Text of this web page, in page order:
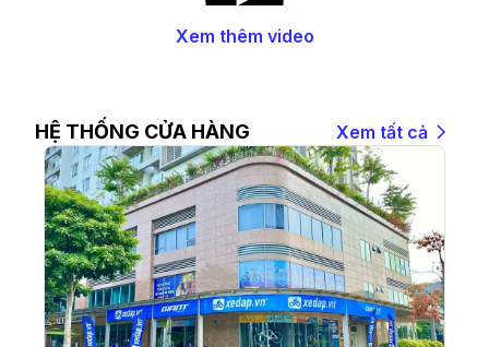
Xem thêm video
HỆ THỐNG CỬA HÀNG Xem tất cả